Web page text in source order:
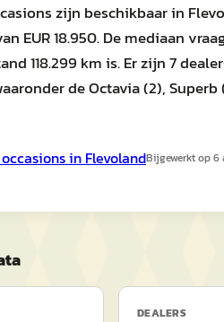
zijn beschikbaar in
EUR 18.950. De mediaan
118.299 km is. Er zijn 7
de Octavia (2),
occasions in FlevolandBijgewerkt op6
DEALERS